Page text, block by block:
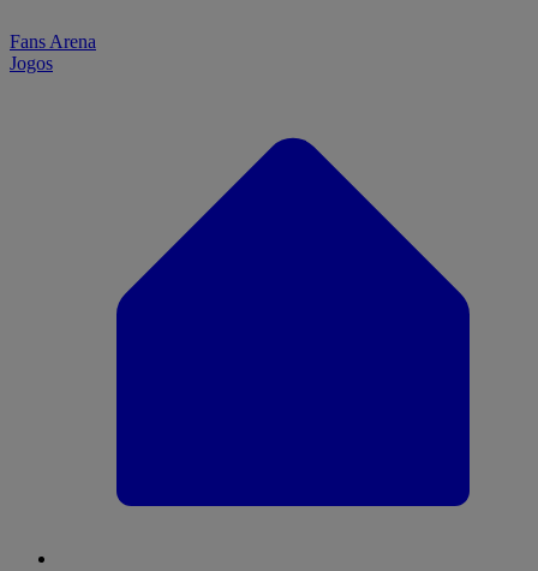
Fans Arena
Jogos